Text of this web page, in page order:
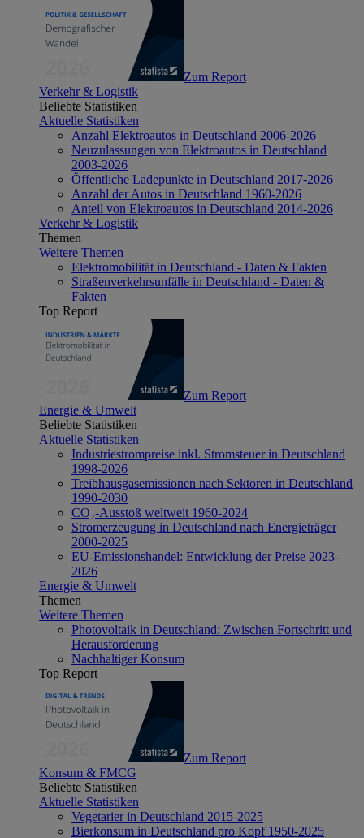
Zum Report
Verkehr & Logistik
Beliebte Statistiken
Aktuelle Statistiken
Anzahl Elektroautos in Deutschland 2006-2026
Neuzulassungen von Elektroautos in Deutschland
2003-2026
Öffentliche Ladepunkte in Deutschland 2017-2026
Anzahl der Autos in Deutschland 1960-2026
Anteil von Elektroautos in Deutschland 2014-2026
Verkehr & Logistik
Themen
Weitere Themen
Elektromobilität in Deutschland - Daten & Fakten
Straßenverkehrsunfälle in Deutschland - Daten &
Fakten
Top Report
Zum Report
Energie & Umwelt
Beliebte Statistiken
Aktuelle Statistiken
Industriestrompreise inkl. Stromsteuer in Deutschland
1998-2026
Treibhausgasemissionen nach Sektoren in Deutschland
1990-2030
CO₂-Ausstoß weltweit 1960-2024
Stromerzeugung in Deutschland nach Energieträger
2000-2025
EU-Emissionshandel: Entwicklung der Preise 2023-
2026
Energie & Umwelt
Themen
Weitere Themen
Photovoltaik in Deutschland: Zwischen Fortschritt und
Herausforderung
Nachhaltiger Konsum
Top Report
Zum Report
Konsum & FMCG
Beliebte Statistiken
Aktuelle Statistiken
Vegetarier in Deutschland 2015-2025
Bierkonsum in Deutschland pro Kopf 1950-2025